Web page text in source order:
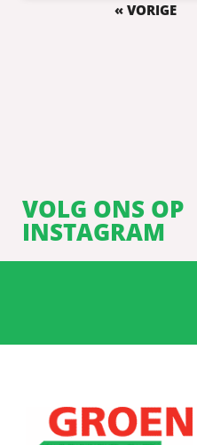
« VORIGE
VOLG ONS OP
INSTAGRAM